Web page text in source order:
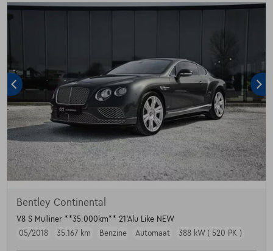
Bentley Continental
V8 S Mulliner **35.000km** 21'Alu Like NEW
05/2018
35.167 km Benzine Automaat 388 kW ( 520 PK )